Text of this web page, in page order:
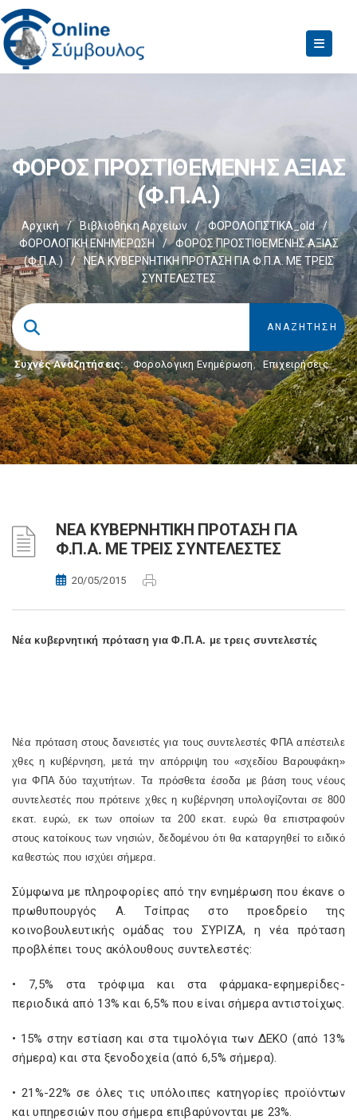
ΦΟΡΟΣ ΠΡΟΣΤΙΘΕΜΕΝΗΣ ΑΞΙΑΣ
(Φ.Π.Α.)
Αρχική / Βιβλιοθήκη Αρχείων / ΦΟΡΟΛΟΓΙΣΤΙΚΑ_old
/
ΦΟΡΟΛΟΓΙΚΗ ΕΝΗΜΕΡΩΣΗ
/
ΦΟΡΟΣ ΠΡΟΣΤΙΘΕΜΕΝΗΣ ΑΞΙΑΣ
(Φ.Π.Α.)
/
ΝΕΑ ΚΥΒΕΡΝΗΤΙΚΗ ΠΡΟΤΑΣΗ ΓΙΑ Φ.Π.Α. ΜΕ ΤΡΕΙΣ
ΣΥΝΤΕΛΕΣΤΕΣ
Συχνές Αναζητήσεις: Φορολογικη Ενημέρωση, Επιχειρήσεις
ΝΕΑ ΚΥΒΕΡΝΗΤΙΚΗ ΠΡΟΤΑΣΗ ΓΙΑ
Φ.Π.Α. ΜΕ ΤΡΕΙΣ ΣΥΝΤΕΛΕΣΤΕΣ
20/05/2015
Νέα κυβερνητική πρόταση για Φ.Π.Α. με τρεις συντελεστές
Νέα πρόταση στους δανειστές για τους συντελεστές ΦΠΑ απέστειλε
χθες η κυβέρνηση, μετά την απόρριψη του «σχεδίου Βαρουφάκη»
για ΦΠΑ δύο ταχυτήτων. Τα πρόσθετα έσοδα με βάση τους νέους
συντελεστές που πρότεινε χθες η κυβέρνηση υπολογίζονται σε 800
εκατ. ευρώ, εκ των οποίων τα 200 εκατ. ευρώ θα επιστραφούν
στους κατοίκους των νησιών, δεδομένου ότι θα καταργηθεί το ειδικό
καθεστώς που ισχύει σήμερα.
Σύμφωνα με πληροφορίες από την ενημέρωση που έκανε ο
πρωθυπουργός Α. Τσίπρας στο προεδρείο της
κοινοβουλευτικής ομάδας του ΣΥΡΙΖΑ, η νέα πρόταση
προβλέπει τους ακόλουθους συντελεστές:
• 7,5% στα τρόφιμα και στα φάρμακα-εφημερίδες-
περιοδικά από 13% και 6,5% που είναι σήμερα αντιστοίχως.
• 15% στην εστίαση και στα τιμολόγια των ΔΕΚΟ (από 13%
σήμερα) και στα ξενοδοχεία (από 6,5% σήμερα).
• 21%-22% σε όλες τις υπόλοιπες κατηγορίες προϊόντων
και υπηρεσιών που σήμερα επιβαρύνονται με 23%.